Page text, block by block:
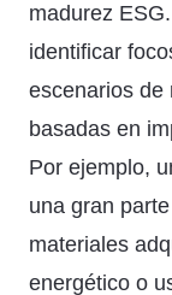
madurez
identificar
escenarios de
basadas en
Por ejemplo,
una gran
materiales
energético o